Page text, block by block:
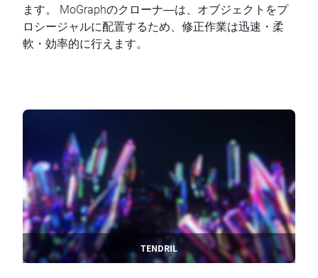
ます。 MoGraphのクローナ―は、オブジェクトをプ
ロシージャルに配置するため、修正作業は迅速・柔
軟・効率的に行えます。
TENDRIL